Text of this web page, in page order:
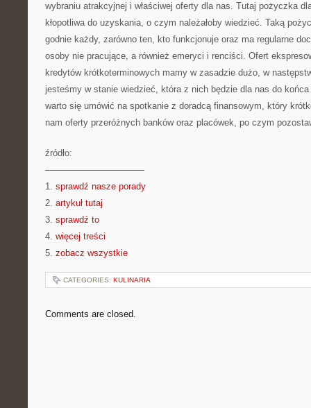
wybraniu atrakcyjnej i właściwej oferty dla nas. Tutaj pożyczka
kłopotliwa do uzyskania, o czym należałoby wiedzieć. Taką
godnie każdy, zarówno ten, kto funkcjonuje oraz ma regularne
osoby nie pracujące, a również emeryci i renciści. Ofert
kredytów krótkoterminowych mamy w zasadzie dużo, w
jesteśmy w stanie wiedzieć, która z nich będzie dla nas do
warto się umówić na spotkanie z doradcą finansowym, który
nam oferty przeróżnych banków oraz placówek, po czym
źródło:
———————————
1. sprawdź nasze porady
2. artykuł tutaj
3. sprawdź to
4. więcej treści
5. zobacz wszystkie
CATEGORIES: KULINARIA
Comments are closed.